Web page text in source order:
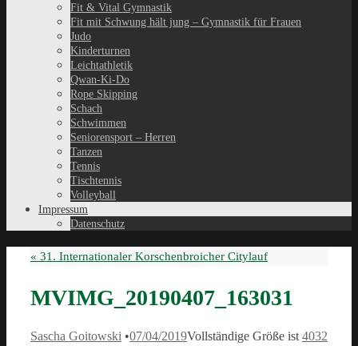
Fit & Vital Gymnastik
Fit mit Schwung hält jung – Gymnastik für Frauen
Judo
Kinderturnen
Leichtathletik
Qwan-Ki-Do
Rope Skipping
Schach
Schwimmen
Seniorensport – Herren
Tanzen
Tennis
Tischtennis
Volleyball
Impressum
Datenschutz
« 31. Internationaler Korschenbroicher Citylauf
MVIMG_20190407_163031
Sascha Goitowski •07/04/2019Vollständige Größe ist4032